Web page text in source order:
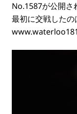
No.1587が公開さ
最初に交戦したの